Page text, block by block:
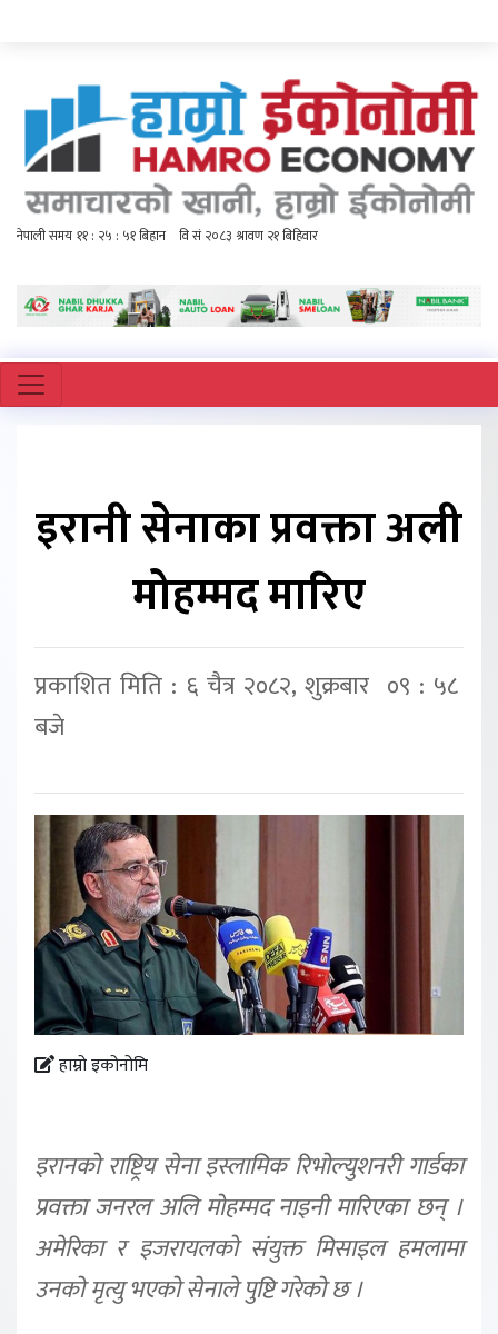
इरानी सेनाका प्रवक्ता अली
मोहम्मद मारिए
प्रकाशित मिति : ६ चैत्र २०८२, शुक्रबार ०९ : ५८
बजे
हाम्रो इकोनोमि
इरानको राष्ट्रिय सेना इस्लामिक रिभोल्युशनरी गार्डका
प्रवक्ता जनरल अलि मोहम्मद नाइनी मारिएका छन् ।
अमेरिका र इजरायलको संयुक्त मिसाइल हमलामा
उनको मृत्यु भएको सेनाले पुष्टि गरेको छ ।